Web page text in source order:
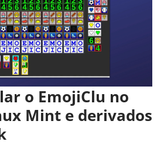
o EmojiClu no
Mint e derivados